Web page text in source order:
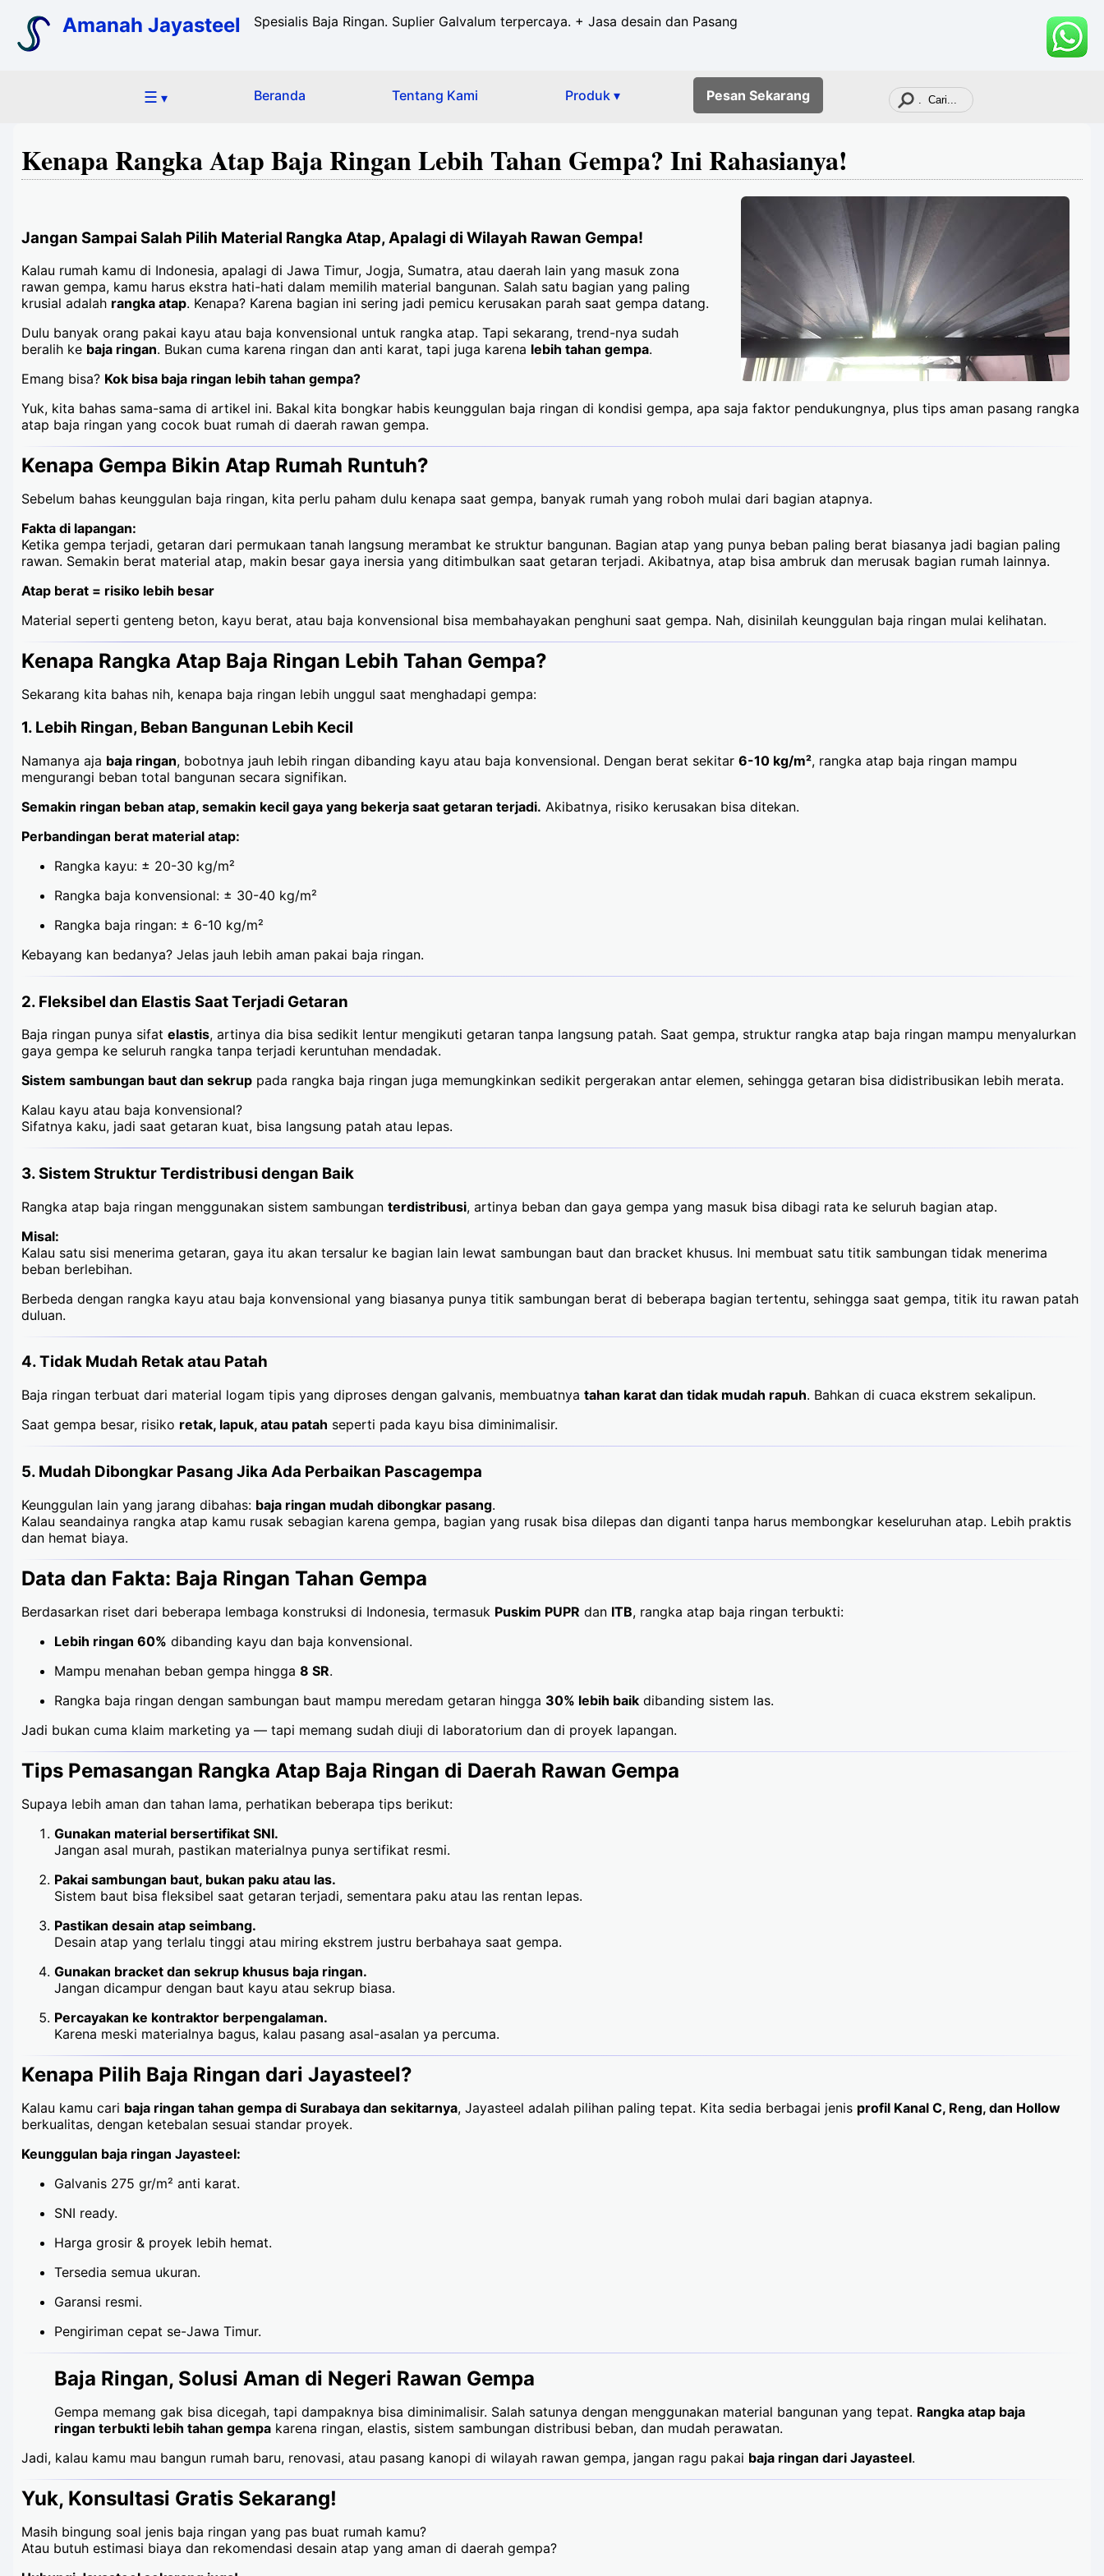
Amanah Jayasteel Spesialis Baja Ringan. Suplier Galvalum terpercaya. + Jasa desain dan Pasang
☰ ▾ Beranda Tentang Kami Produk ▾ Pesan Sekarang
Kenapa Rangka Atap Baja Ringan Lebih Tahan Gempa? Ini Rahasianya!
Jangan Sampai Salah Pilih Material Rangka Atap, Apalagi di Wilayah Rawan Gempa!
Kalau rumah kamu di Indonesia, apalagi di Jawa Timur, Jogja, Sumatra, atau daerah lain yang masuk zona
rawan gempa, kamu harus ekstra hati-hati dalam memilih material bangunan. Salah satu bagian yang paling
krusial adalah rangka atap. Kenapa? Karena bagian ini sering jadi pemicu kerusakan parah saat gempa datang.
Dulu banyak orang pakai kayu atau baja konvensional untuk rangka atap. Tapi sekarang, trend-nya sudah
beralih ke baja ringan. Bukan cuma karena ringan dan anti karat, tapi juga karena lebih tahan gempa.
Emang bisa? Kok bisa baja ringan lebih tahan gempa?
Yuk, kita bahas sama-sama di artikel ini. Bakal kita bongkar habis keunggulan baja ringan di kondisi gempa, apa saja faktor pendukungnya, plus tips aman pasang rangka
atap baja ringan yang cocok buat rumah di daerah rawan gempa.
Kenapa Gempa Bikin Atap Rumah Runtuh?
Sebelum bahas keunggulan baja ringan, kita perlu paham dulu kenapa saat gempa, banyak rumah yang roboh mulai dari bagian atapnya.
Fakta di lapangan:
Ketika gempa terjadi, getaran dari permukaan tanah langsung merambat ke struktur bangunan. Bagian atap yang punya beban paling berat biasanya jadi bagian paling
rawan. Semakin berat material atap, makin besar gaya inersia yang ditimbulkan saat getaran terjadi. Akibatnya, atap bisa ambruk dan merusak bagian rumah lainnya.
Atap berat = risiko lebih besar
Material seperti genteng beton, kayu berat, atau baja konvensional bisa membahayakan penghuni saat gempa. Nah, disinilah keunggulan baja ringan mulai kelihatan.
Kenapa Rangka Atap Baja Ringan Lebih Tahan Gempa?
Sekarang kita bahas nih, kenapa baja ringan lebih unggul saat menghadapi gempa:
1. Lebih Ringan, Beban Bangunan Lebih Kecil
Namanya aja baja ringan, bobotnya jauh lebih ringan dibanding kayu atau baja konvensional. Dengan berat sekitar 6-10 kg/m², rangka atap baja ringan mampu
mengurangi beban total bangunan secara signifikan.
Semakin ringan beban atap, semakin kecil gaya yang bekerja saat getaran terjadi. Akibatnya, risiko kerusakan bisa ditekan.
Perbandingan berat material atap:
Rangka kayu: ± 20-30 kg/m²
Rangka baja konvensional: ± 30-40 kg/m²
Rangka baja ringan: ± 6-10 kg/m²
Kebayang kan bedanya? Jelas jauh lebih aman pakai baja ringan.
2. Fleksibel dan Elastis Saat Terjadi Getaran
Baja ringan punya sifat elastis, artinya dia bisa sedikit lentur mengikuti getaran tanpa langsung patah. Saat gempa, struktur rangka atap baja ringan mampu menyalurkan
gaya gempa ke seluruh rangka tanpa terjadi keruntuhan mendadak.
Sistem sambungan baut dan sekrup pada rangka baja ringan juga memungkinkan sedikit pergerakan antar elemen, sehingga getaran bisa didistribusikan lebih merata.
Kalau kayu atau baja konvensional?
Sifatnya kaku, jadi saat getaran kuat, bisa langsung patah atau lepas.
3. Sistem Struktur Terdistribusi dengan Baik
Rangka atap baja ringan menggunakan sistem sambungan terdistribusi, artinya beban dan gaya gempa yang masuk bisa dibagi rata ke seluruh bagian atap.
Misal:
Kalau satu sisi menerima getaran, gaya itu akan tersalur ke bagian lain lewat sambungan baut dan bracket khusus. Ini membuat satu titik sambungan tidak menerima
beban berlebihan.
Berbeda dengan rangka kayu atau baja konvensional yang biasanya punya titik sambungan berat di beberapa bagian tertentu, sehingga saat gempa, titik itu rawan patah
duluan.
4. Tidak Mudah Retak atau Patah
Baja ringan terbuat dari material logam tipis yang diproses dengan galvanis, membuatnya tahan karat dan tidak mudah rapuh. Bahkan di cuaca ekstrem sekalipun.
Saat gempa besar, risiko retak, lapuk, atau patah seperti pada kayu bisa diminimalisir.
5. Mudah Dibongkar Pasang Jika Ada Perbaikan Pascagempa
Keunggulan lain yang jarang dibahas: baja ringan mudah dibongkar pasang.
Kalau seandainya rangka atap kamu rusak sebagian karena gempa, bagian yang rusak bisa dilepas dan diganti tanpa harus membongkar keseluruhan atap. Lebih praktis
dan hemat biaya.
Data dan Fakta: Baja Ringan Tahan Gempa
Berdasarkan riset dari beberapa lembaga konstruksi di Indonesia, termasuk Puskim PUPR dan ITB, rangka atap baja ringan terbukti:
Lebih ringan 60% dibanding kayu dan baja konvensional.
Mampu menahan beban gempa hingga 8 SR.
Rangka baja ringan dengan sambungan baut mampu meredam getaran hingga 30% lebih baik dibanding sistem las.
Jadi bukan cuma klaim marketing ya — tapi memang sudah diuji di laboratorium dan di proyek lapangan.
Tips Pemasangan Rangka Atap Baja Ringan di Daerah Rawan Gempa
Supaya lebih aman dan tahan lama, perhatikan beberapa tips berikut:
Gunakan material bersertifikat SNI.
Jangan asal murah, pastikan materialnya punya sertifikat resmi.
Pakai sambungan baut, bukan paku atau las.
Sistem baut bisa fleksibel saat getaran terjadi, sementara paku atau las rentan lepas.
Pastikan desain atap seimbang.
Desain atap yang terlalu tinggi atau miring ekstrem justru berbahaya saat gempa.
Gunakan bracket dan sekrup khusus baja ringan.
Jangan dicampur dengan baut kayu atau sekrup biasa.
Percayakan ke kontraktor berpengalaman.
Karena meski materialnya bagus, kalau pasang asal-asalan ya percuma.
Kenapa Pilih Baja Ringan dari Jayasteel?
Kalau kamu cari baja ringan tahan gempa di Surabaya dan sekitarnya, Jayasteel adalah pilihan paling tepat. Kita sedia berbagai jenis profil Kanal C, Reng, dan Hollow
berkualitas, dengan ketebalan sesuai standar proyek.
Keunggulan baja ringan Jayasteel:
Galvanis 275 gr/m² anti karat.
SNI ready.
Harga grosir & proyek lebih hemat.
Tersedia semua ukuran.
Garansi resmi.
Pengiriman cepat se-Jawa Timur.
Baja Ringan, Solusi Aman di Negeri Rawan Gempa
Gempa memang gak bisa dicegah, tapi dampaknya bisa diminimalisir. Salah satunya dengan menggunakan material bangunan yang tepat. Rangka atap baja
ringan terbukti lebih tahan gempa karena ringan, elastis, sistem sambungan distribusi beban, dan mudah perawatan.
Jadi, kalau kamu mau bangun rumah baru, renovasi, atau pasang kanopi di wilayah rawan gempa, jangan ragu pakai baja ringan dari Jayasteel.
Yuk, Konsultasi Gratis Sekarang!
Masih bingung soal jenis baja ringan yang pas buat rumah kamu?
Atau butuh estimasi biaya dan rekomendasi desain atap yang aman di daerah gempa?